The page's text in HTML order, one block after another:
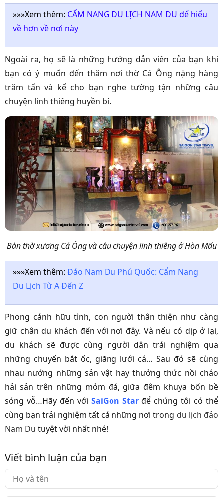
»»»Xem thêm: CẨM NANG DU LỊCH NAM DU để hiểu
về hơn về nơi này
Ngoài ra, họ sẽ là những hướng dẫn viên của bạn khi
bạn có ý muốn đến thăm nơi thờ Cá Ông nặng hàng
trăm tấn và kể cho bạn nghe tường tận những câu
chuyện linh thiêng huyền bí.
Bàn thờ xương Cá Ông và câu chuyện linh thiêng ở Hòn Mấu
»»»Xem thêm: Đảo Nam Du Phú Quốc: Cẩm Nang
Du Lịch Từ A Đến Z
Phong cảnh hữu tình, con người thân thiện như càng
giữ chân du khách đến với nơi đây. Và nếu có dịp ở lại,
du khách sẽ được cùng người dân trải nghiệm qua
những chuyến bắt ốc, giăng lưới cá… Sau đó sẽ cùng
nhau nướng những sản vật hay thưởng thức nồi cháo
hải sản trên những mỏm đá, giữa đêm khuya bốn bề
sóng vỗ…Hãy đến với SaiGon Starđể chúng tôi có thể
cùng bạn trải nghiệm tất cả những nơi trong du lịch đảo
Nam Du tuyệt vời nhất nhé!
Viết bình luận của bạn